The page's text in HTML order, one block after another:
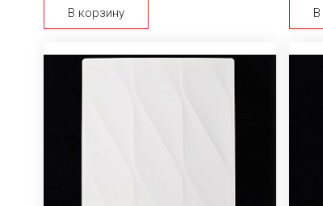
В корзину В